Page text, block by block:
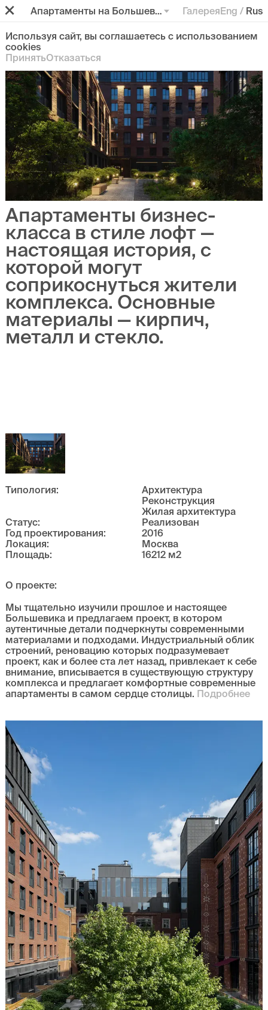
Апартаменты на Большевике Галерея Eng / Rus
Используя сайт, вы соглашаетесь с использованием
cookies
ПринятьОтказаться
Апартаменты бизнес-
класса в стиле лофт —
настоящая история, с
которой могут
соприкоснуться жители
комплекса. Основные
материалы — кирпич,
металл и стекло.
Типология:
Архитектура
Реконструкция
Жилая архитектура
Статус:
Реализован
Год проектирования:
2016
Локация:
Москва
Площадь: 16212 м2
О проекте:
Мы тщательно изучили прошлое и настоящее
Большевика и предлагаем проект, в котором
аутентичные детали подчеркнуты современными
материалами и подходами. Индустриальный облик
строений, реновацию которых подразумевает
проект, как и более ста лет назад, привлекает к себе
внимание, вписывается в существующую структуру
комплекса и предлагает комфортные современные
апартаменты в самом сердце столицы. Подробнее